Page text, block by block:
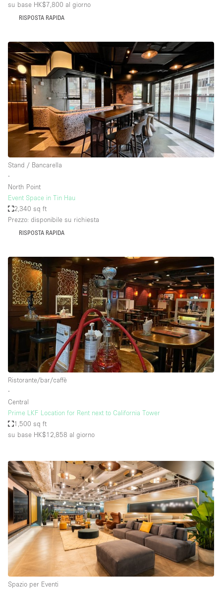
su base HK$7,800 al giorno
RISPOSTA RAPIDA
Stand / Bancarella
∙
North Point
Event Space in Tin Hau
2,340 sq ft
Prezzo: disponibile su richiesta
RISPOSTA RAPIDA
Ristorante/bar/caffè
∙
Central
Prime LKF Location for Rent next to California Tower
1,500 sq ft
su base HK$12,858 al giorno
Spazio per Eventi